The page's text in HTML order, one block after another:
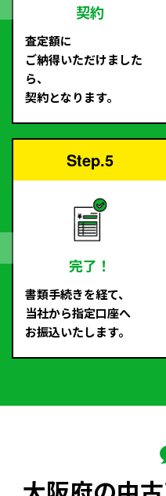
契約
査定額に
ご納得いただけました
ら、
契約となります。
Step.5
完了！
書類手続きを経て、
当社から指定口座へ
お振込いたします。